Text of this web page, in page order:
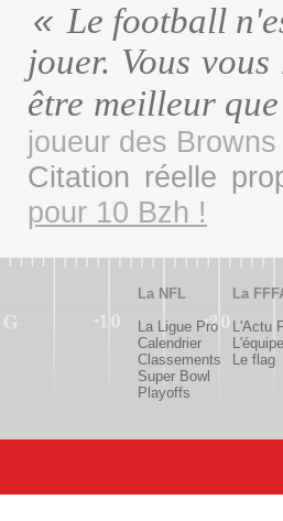
Le football
jouer. Vous
être meilleur
joueur des
Citation réelle
pour 10 Bzh !
La NFL
La Ligue Pro
Calendrier
Classements
Super Bowl
Playoffs
La
L'Actu
Le flag